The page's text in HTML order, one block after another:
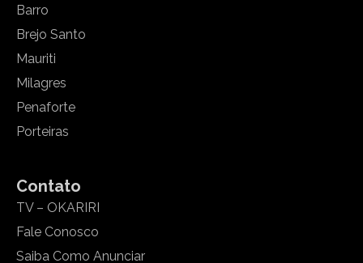
Barro
Brejo Santo
Mauriti
Milagres
Penaforte
Porteiras
Contato
TV – OKARIRI
Fale Conosco
Saiba Como Anunciar